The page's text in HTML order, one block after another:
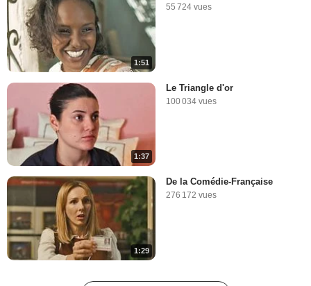
1:51
55 724 vues
1:37
Le Triangle d'or
100 034 vues
1:29
De la Comédie-Française
276 172 vues